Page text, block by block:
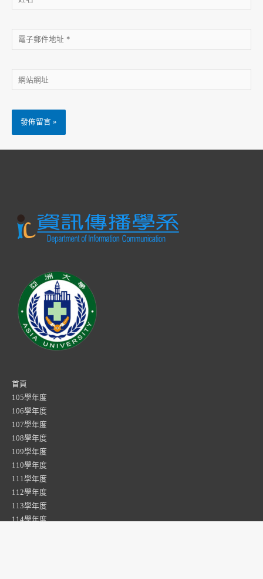
首頁
105學年度
106學年度
107學年度
108學年度
109學年度
110學年度
111學年度
112學年度
113學年度
114學年度